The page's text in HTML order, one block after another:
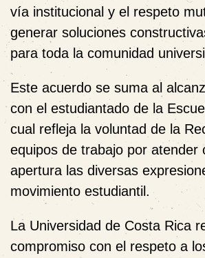
vía institucional y el respeto
generar soluciones
para toda la comunidad
Este acuerdo se suma al
con el estudiantado de la
cual refleja la voluntad de la
equipos de trabajo por atender
apertura las diversas
movimiento estudiantil.
La Universidad de Costa Rica
compromiso con el respeto a